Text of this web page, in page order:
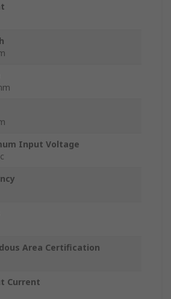
Input Voltage
Area Certification
Current